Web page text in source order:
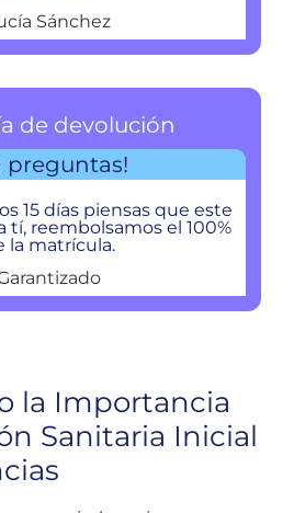
Sánchez
de devolución
preguntas!
15 días piensas que este
tí, reembolsamos el 100%
la matrícula.
la Importancia
Sanitaria Inicial